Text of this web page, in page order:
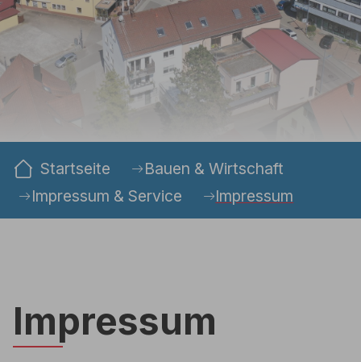
Startseite
Bauen & Wirtschaft
Impressum & Service
Impressum
Impressum